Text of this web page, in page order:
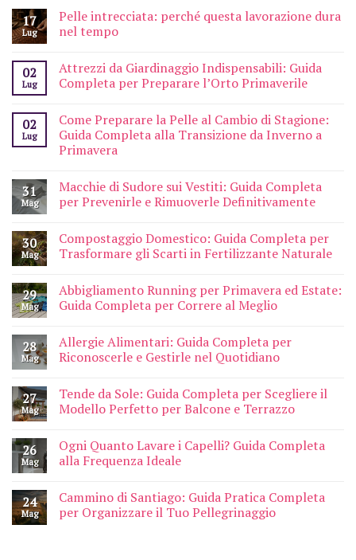
17
Lug
Pelle intrecciata: perché questa lavorazione dura
nel tempo
02
Lug
Attrezzi da Giardinaggio Indispensabili: Guida
Completa per Preparare l’Orto Primaverile
02
Lug
Come Preparare la Pelle al Cambio di Stagione:
Guida Completa alla Transizione da Inverno a
Primavera
31
Mag
Macchie di Sudore sui Vestiti: Guida Completa
per Prevenirle e Rimuoverle Definitivamente
30
Mag
Compostaggio Domestico: Guida Completa per
Trasformare gli Scarti in Fertilizzante Naturale
29
Mag
Abbigliamento Running per Primavera ed Estate:
Guida Completa per Correre al Meglio
28
Mag
Allergie Alimentari: Guida Completa per
Riconoscerle e Gestirle nel Quotidiano
27
Mag
Tende da Sole: Guida Completa per Scegliere il
Modello Perfetto per Balcone e Terrazzo
26
Mag
Ogni Quanto Lavare i Capelli? Guida Completa
alla Frequenza Ideale
24
Mag
Cammino di Santiago: Guida Pratica Completa
per Organizzare il Tuo Pellegrinaggio